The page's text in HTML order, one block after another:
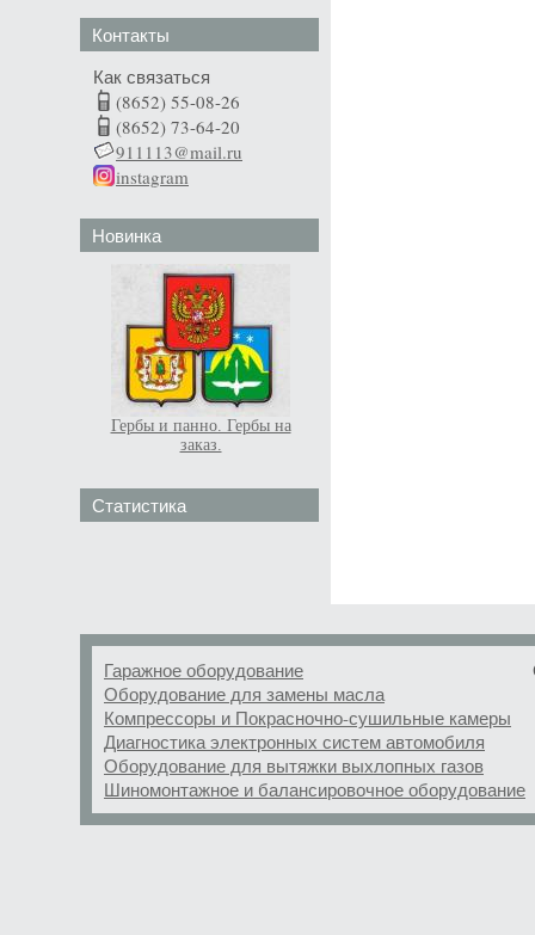
Контакты
Как связаться
(8652) 55-08-26
(8652) 73-64-20
911113@mail.ru
instagram
Новинка
Гербы и панно. Гербы на
заказ.
Статистика
Гаражное оборудование
Оборудование для замены масла
Компрессоры и Покрасночно-сушильные камеры
Диагностика электронных систем автомобиля
Оборудование для вытяжки выхлопных газов
Шиномонтажное и балансировочное оборудование